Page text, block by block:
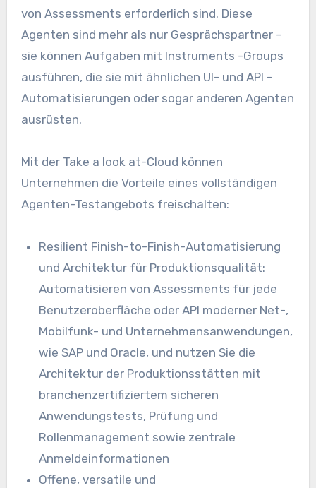
von Assessments erforderlich sind. Diese
Agenten sind mehr als nur Gesprächspartner –
sie können Aufgaben mit Instruments -Groups
ausführen, die sie mit ähnlichen UI- und API -
Automatisierungen oder sogar anderen Agenten
ausrüsten.
Mit der Take a look at-Cloud können
Unternehmen die Vorteile eines vollständigen
Agenten-Testangebots freischalten:
Resilient Finish-to-Finish-Automatisierung
und Architektur für Produktionsqualität:
Automatisieren von Assessments für jede
Benutzeroberfläche oder API moderner Net-,
Mobilfunk- und Unternehmensanwendungen,
wie SAP und Oracle, und nutzen Sie die
Architektur der Produktionsstätten mit
branchenzertifiziertem sicheren
Anwendungstests, Prüfung und
Rollenmanagement sowie zentrale
Anmeldeinformationen
Offene, versatile und